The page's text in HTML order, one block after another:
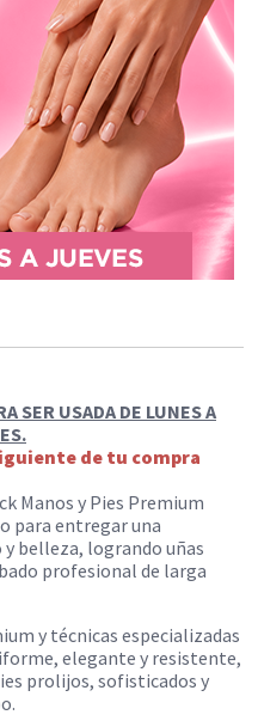
SER USADA DE LUNES A
de tu compra
Manos y Pies Premium
para entregar una
belleza, logrando uñas
profesional de larga
y técnicas especializadas
elegante y resistente,
prolijos, sofisticados y